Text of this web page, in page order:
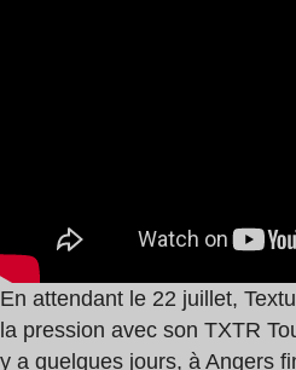
En attendant le 22 juillet,
la pression avec son TXTR
y a quelques jours, à Angers